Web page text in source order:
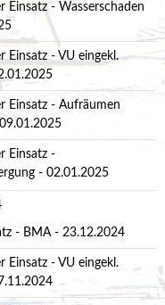
Einsatz - Wasserschaden
Einsatz - VU eingekl.
Einsatz - Aufräumen
Einsatz -
- 02.01.2025
- BMA - 23.12.2024
Einsatz - VU eingekl.